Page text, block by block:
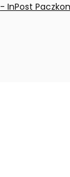
- InPost